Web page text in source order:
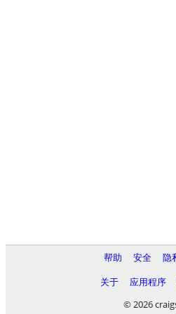
帮助 安全 隐
关于
应用程序
© 2026